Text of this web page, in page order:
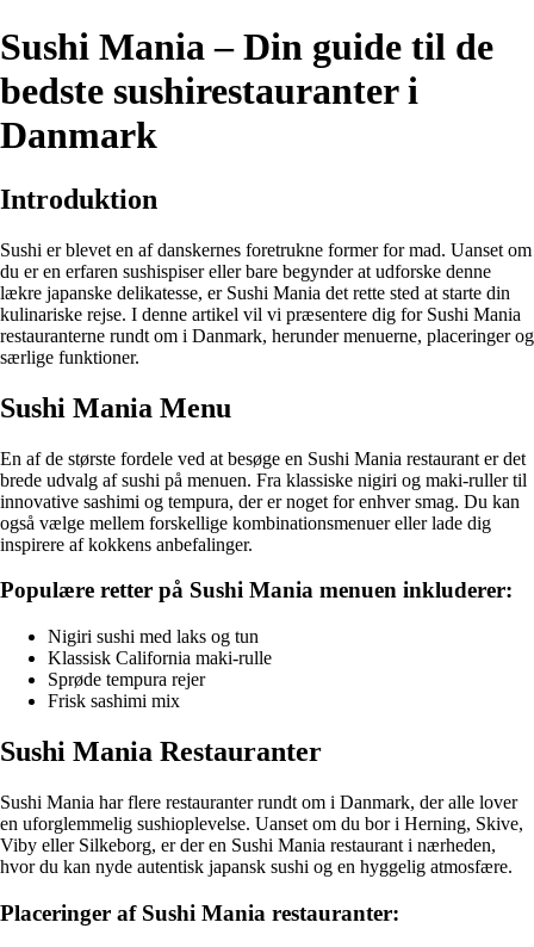
Sushi Mania – Din guide til de
bedste sushirestauranter i
Danmark
Introduktion
Sushi er blevet en af danskernes foretrukne former for mad. Uanset om
du er en erfaren sushispiser eller bare begynder at udforske denne
lækre japanske delikatesse, er Sushi Mania det rette sted at starte din
kulinariske rejse. I denne artikel vil vi præsentere dig for Sushi Mania
restauranterne rundt om i Danmark, herunder menuerne, placeringer og
særlige funktioner.
Sushi Mania Menu
En af de største fordele ved at besøge en Sushi Mania restaurant er det
brede udvalg af sushi på menuen. Fra klassiske nigiri og maki-ruller til
innovative sashimi og tempura, der er noget for enhver smag. Du kan
også vælge mellem forskellige kombinationsmenuer eller lade dig
inspirere af kokkens anbefalinger.
Populære retter på Sushi Mania menuen inkluderer:
Nigiri sushi med laks og tun
Klassisk California maki-rulle
Sprøde tempura rejer
Frisk sashimi mix
Sushi Mania Restauranter
Sushi Mania har flere restauranter rundt om i Danmark, der alle lover
en uforglemmelig sushioplevelse. Uanset om du bor i Herning, Skive,
Viby eller Silkeborg, er der en Sushi Mania restaurant i nærheden,
hvor du kan nyde autentisk japansk sushi og en hyggelig atmosfære.
Placeringer af Sushi Mania restauranter: